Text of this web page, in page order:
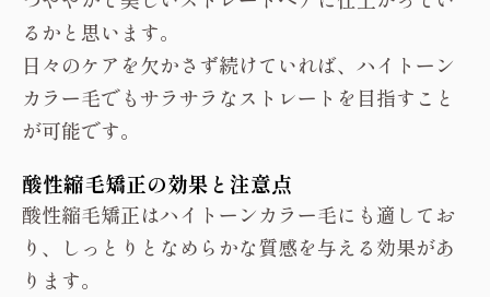
るかと思います。
日々のケアを欠かさず続けていれば、ハイトーン
カラー毛でもサラサラなストレートを目指すこと
が可能です。
酸性縮毛矯正の効果と注意点
酸性縮毛矯正はハイトーンカラー毛にも適してお
り、しっとりとなめらかな質感を与える効果があ
ります。